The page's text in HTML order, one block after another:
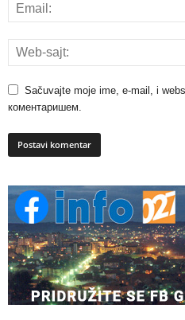
Sačuvajte moje ime, e-mail, i
коментаришем.